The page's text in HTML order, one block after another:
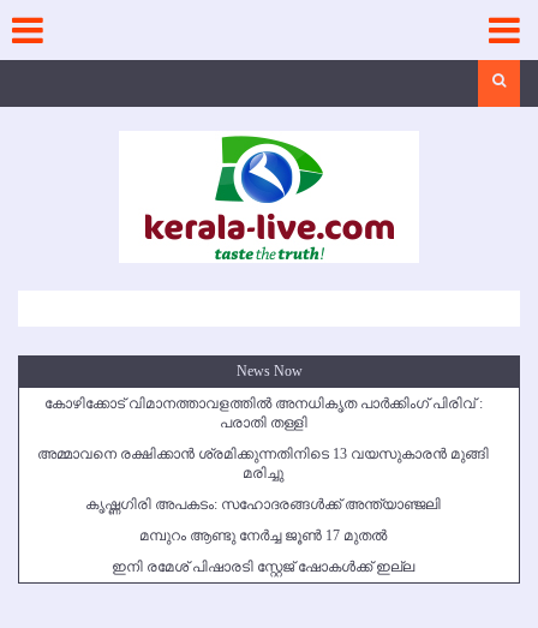
content
News Now
കോഴിക്കോട് വിമാനത്താവളത്തില്‍ അനധികൃത പാര്‍ക്കിംഗ് പിരിവ് :
പരാതി തള്ളി
അമ്മാവനെ രക്ഷിക്കാന്‍ ശ്രമിക്കുന്നതിനിടെ 13 വയസുകാരന്‍ മുങ്ങി
മരിച്ചു
കൃഷ്ണഗിരി അപകടം: സഹോദരങ്ങള്‍ക്ക് അന്ത്യാഞ്ജലി
മമ്പുറം ആണ്ടു നേര്‍ച്ച ജൂണ്‍ 17 മുതല്‍
ഇനി രമേശ് പിഷാരടി സ്റ്റേജ് ഷോകള്‍ക്ക് ഇല്ല